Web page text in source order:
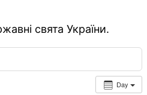
свята України.
Day